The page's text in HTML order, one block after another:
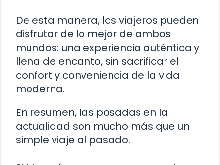
De esta manera, los viajeros pueden
disfrutar de lo mejor de ambos
mundos: una experiencia auténtica y
llena de encanto, sin sacrificar el
confort y conveniencia de la vida
moderna.
En resumen, las posadas en la
actualidad son mucho más que un
simple viaje al pasado.